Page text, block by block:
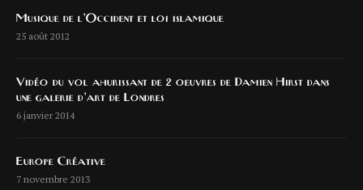
Musique de l’Occident et loi islamique
25 août 2012
Vidéo du vol ahurissant de 2 oeuvres de Damien Hirst dans
une galerie d’art de Londres
6 janvier 2014
Europe Créative
7 novembre 2013